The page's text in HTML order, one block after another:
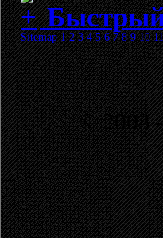
Sitemap 1 2 3 4 5 6 7 8 9 10 11
© 2003